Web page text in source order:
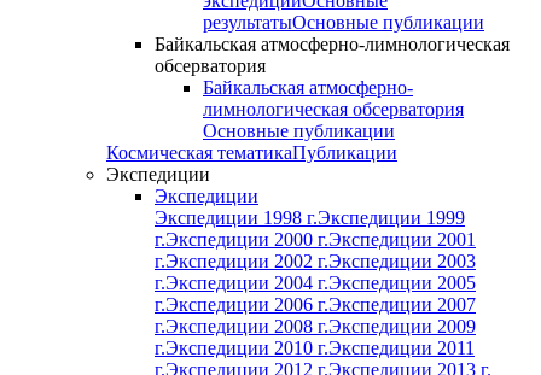
результатыОсновные публикации
Байкальская атмосферно-лимнологическая
обсерватория
Байкальская атмосферно-
лимнологическая обсерватория
Основные публикации
Космическая тематикаПубликации
Экспедиции
Экспедиции
Экспедиции 1998 г.Экспедиции 1999
г.Экспедиции 2000 г.Экспедиции 2001
г.Экспедиции 2002 г.Экспедиции 2003
г.Экспедиции 2004 г.Экспедиции 2005
г.Экспедиции 2006 г.Экспедиции 2007
г.Экспедиции 2008 г.Экспедиции 2009
г.Экспедиции 2010 г.Экспедиции 2011
г.Экспедиции 2012 г.Экспедиции 2013 г.